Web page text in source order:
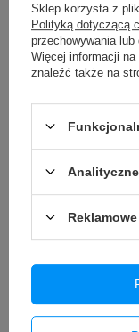
Wyświetlacz LCD ekran
digitizer iPhone 7 Plus
49,90 zł / szt.
Zamówienia
Sklep korzysta z
Polityką dotyczącą
przechowywania lub
Więcej informacji
znaleźć także na